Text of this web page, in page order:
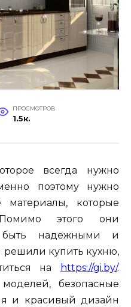
ПРОСМОТРОВ
1.5к.
всегда нужно
поэтому нужно
материалы, которые
этого они
быть надежными и
решили купить кухню,
на
https://gi.by/.
безопасные
и красивый дизайн